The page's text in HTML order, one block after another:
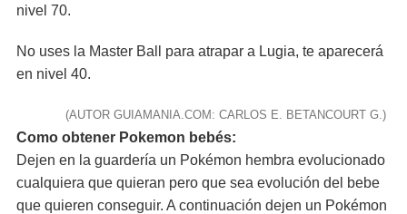
nivel 70.
No uses la Master Ball para atrapar a Lugia, te aparecerá
en nivel 40.
(AUTOR GUIAMANIA.COM: CARLOS E. BETANCOURT G.)
Como obtener Pokemon bebés:
Dejen en la guardería un Pokémon hembra evolucionado
cualquiera que quieran pero que sea evolución del bebe
que quieren conseguir. A continuación dejen un Pokémon